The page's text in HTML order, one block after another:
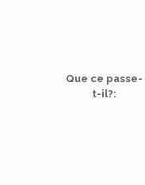
Que ce passe-
t-il?: